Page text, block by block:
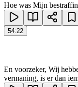
Hoe was Mijn
54:22
En voorzeker, Wij
vermaning, is er dan